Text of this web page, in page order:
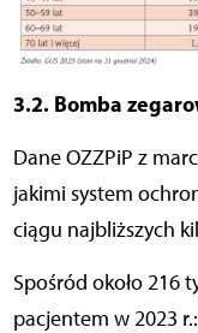
3.2. Bomba
Dane OZZPiP z
jakimi system
ciągu najbliższych
Spośród około 216
pacjentem w 2023 r.: